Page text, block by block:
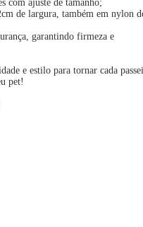
com ajuste de tamanho;
de largura, também em nylon
garantindo firmeza e
e estilo para tornar cada
pet!